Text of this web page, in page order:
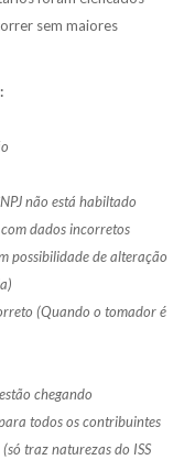
sem maiores
não está habiltado
dados incorretos
possibilidade de alteração
(Quando o tomador é
chegando
todos os contribuintes
traz naturezas do ISS